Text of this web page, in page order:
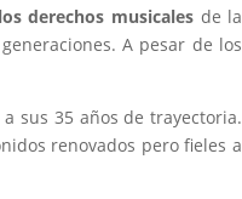
derechos musicales de la
A pesar de los
sus 35 años de trayectoria.
renovados pero fieles a